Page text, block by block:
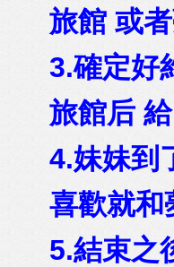
旅館 或
3.確定好
旅館后
4.妹妹到
喜歡就和
5.結束之